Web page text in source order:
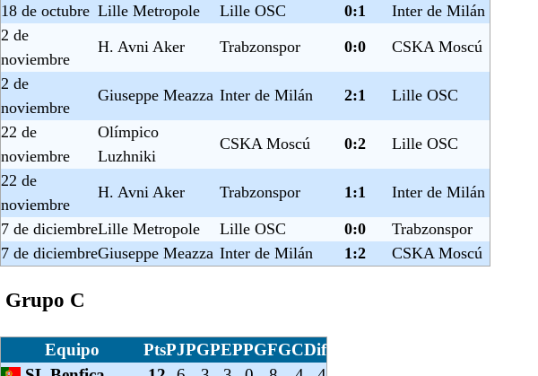
18 de octubre Lille Metropole Lille OSC 0:1
Inter de Milán
2 de
noviembre
H. Avni Aker Trabzonspor 0:0 CSKA Moscú
2 de
noviembre
Giuseppe Meazza Inter de Milán 2:1 Lille OSC
22 de
noviembre
Olímpico
Luzhniki
CSKA Moscú 0:2 Lille OSC
22 de
noviembre
H. Avni Aker Trabzonspor 1:1 Inter de Milán
7 de diciembreLille Metropole Lille OSC 0:0
Trabzonspor
7 de diciembreGiuseppe Meazza Inter de Milán 1:2 CSKA Moscú
Grupo C
Equipo PtsPJPGPEPPGFGCDif